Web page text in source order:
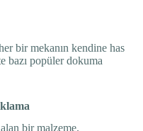
bir mekanın kendine has
bazı popüler dokuma
bir malzeme.